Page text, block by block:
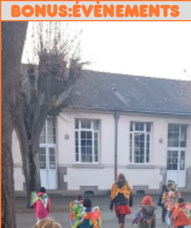
BONUS:ÉVÈNEMENTS